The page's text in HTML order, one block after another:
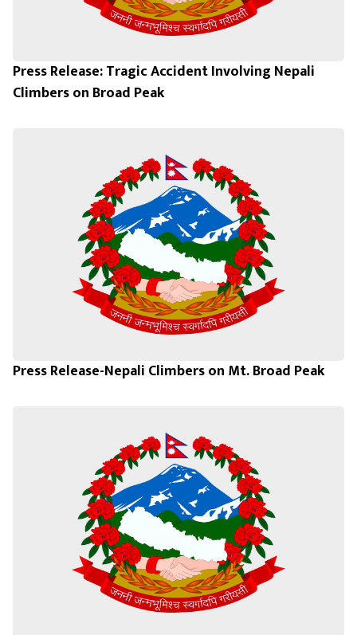
Press Release: Tragic Accident Involving Nepali
Climbers on Broad Peak
Press Release-Nepali Climbers on Mt. Broad Peak